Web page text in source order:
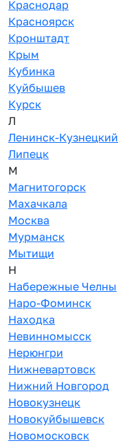
Краснодар
Красноярск
Кронштадт
Крым
Кубинка
Куйбышев
Курск
Л
Ленинск-Кузнецкий
Липецк
М
Магнитогорск
Махачкала
Москва
Мурманск
Мытищи
Н
Набережные Челны
Наро-Фоминск
Находка
Невинномысск
Нерюнгри
Нижневартовск
Нижний Новгород
Новокузнецк
Новокуйбышевск
Новомосковск